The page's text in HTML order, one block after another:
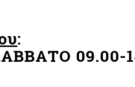
:
09.00-